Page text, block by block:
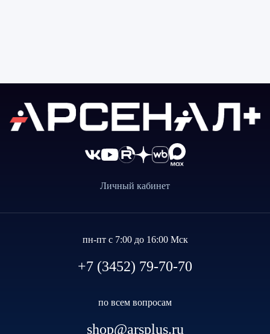
Личный кабинет
пн-пт с 7:00 до 16:00 Мск
+7 (3452) 79-70-70
по всем вопросам
shop@arsplus.ru